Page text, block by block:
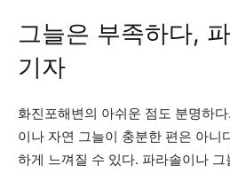
그늘은 부족하다,
기자
화진포해변의 아쉬운 점도 분명하
이나 자연 그늘이 충분한 편은 아니
하게 느껴질 수 있다. 파라솔이나